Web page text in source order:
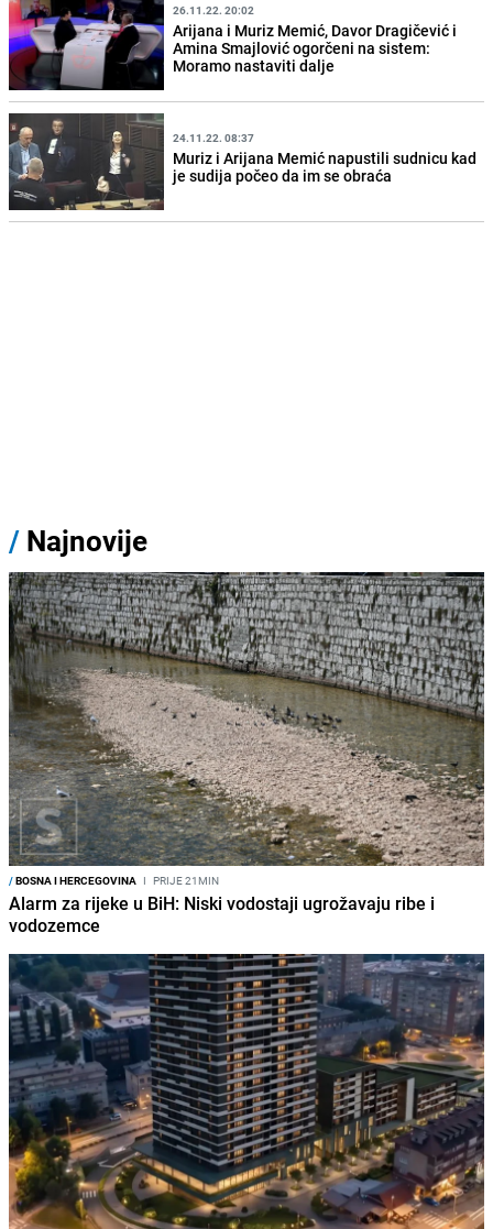
26.11.22. 20:02
Arijana i Muriz Memić, Davor Dragičević i
Amina Smajlović ogorčeni na sistem:
Moramo nastaviti dalje
24.11.22. 08:37
Muriz i Arijana Memić napustili sudnicu kad
je sudija počeo da im se obraća
/ Najnovije
/BOSNA I HERCEGOVINA I PRIJE 21MIN
Alarm za rijeke u BiH: Niski vodostaji ugrožavaju ribe i
vodozemce